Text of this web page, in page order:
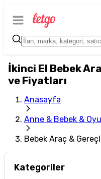
İkinci El Bebek
ve Fiyatları
Anasayfa
Anne & Bebek &
Bebek Araç &
Kategoriler